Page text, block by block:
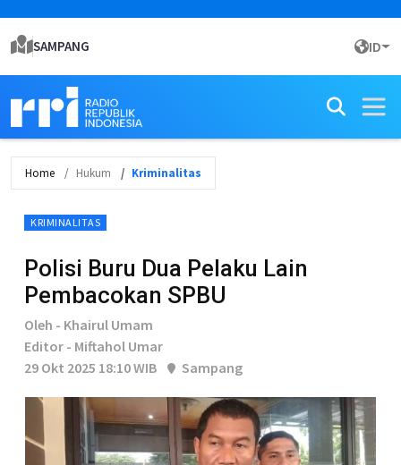
SAMPANG ID
Home Hukum Kriminalitas
KRIMINALITAS
Polisi Buru Dua Pelaku Lain
Pembacokan SPBU
Oleh - Khairul Umam
Editor - Miftahol Umar
29 Okt 2025 18:10 WIB
Sampang